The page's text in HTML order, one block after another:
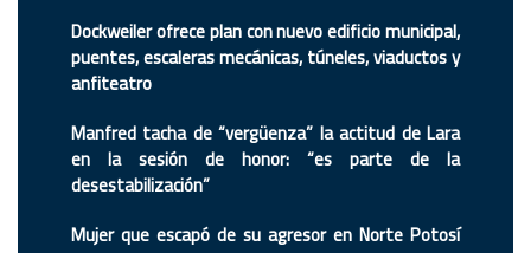
Dockweiler ofrece plan con nuevo edificio municipal,
puentes, escaleras mecánicas, túneles, viaductos y
anfiteatro
Manfred tacha de “vergüenza” la actitud de Lara
en la sesión de honor: “es parte de la
desestabilización”
Mujer que escapó de su agresor en Norte Potosí